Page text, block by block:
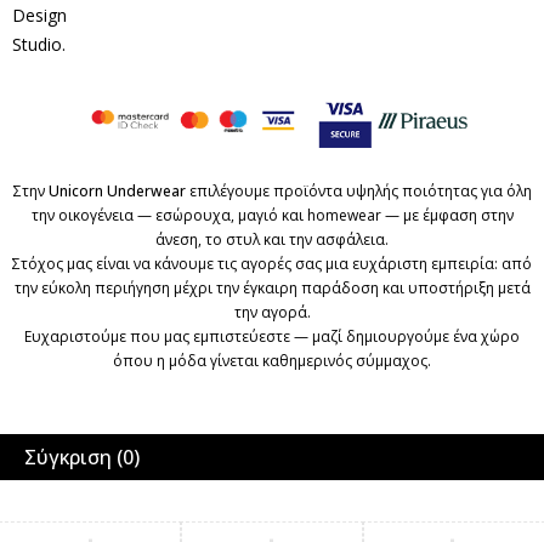
Design
Studio.
ΣτηνUnicorn Underwearεπιλέγουμε προϊόντα υψηλής ποιότητας για όλη
την οικογένεια — εσώρουχα, μαγιό και homewear — με έμφαση στην
άνεση, το στυλ και την ασφάλεια.
Στόχος μας είναι να κάνουμε τις αγορές σας μια ευχάριστη εμπειρία: από
την εύκολη περιήγηση μέχρι την έγκαιρη παράδοση και υποστήριξη μετά
την αγορά.
Ευχαριστούμε που μας εμπιστεύεστε — μαζί δημιουργούμε ένα χώρο
όπου η μόδα γίνεται καθημερινός σύμμαχος.
Σύγκριση (0)